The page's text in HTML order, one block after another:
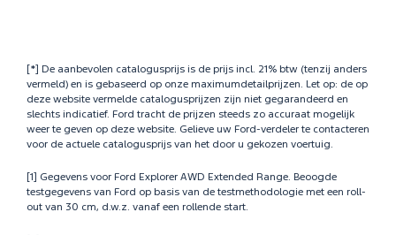
[*] De aanbevolen catalogusprijs is de prijs incl. 21% btw (tenzij anders
vermeld) en is gebaseerd op onze maximumdetailprijzen. Let op: de op
deze website vermelde catalogusprijzen zijn niet gegarandeerd en
slechts indicatief. Ford tracht de prijzen steeds zo accuraat mogelijk
weer te geven op deze website. Gelieve uw Ford-verdeler te contacteren
voor de actuele catalogusprijs van het door u gekozen voertuig.
[1] Gegevens voor Ford Explorer AWD Extended Range. Beoogde
testgegevens van Ford op basis van de testmethodologie met een roll-
out van 30 cm, d.w.z. vanaf een rollende start.